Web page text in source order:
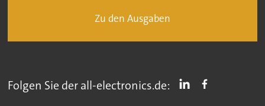
Zu den Ausgaben
Folgen Sie der all-electronics.de: